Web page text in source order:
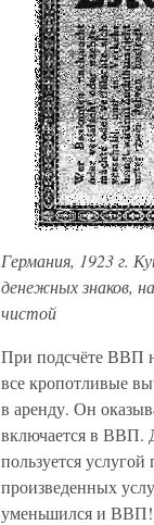
Германия, 1923 г.
денежных знаков,
чистой
При подсчёте ВВП
все кропотливые
в аренду. Он
включается в ВВП.
пользуется
произведенных
уменьшился и ВВП!